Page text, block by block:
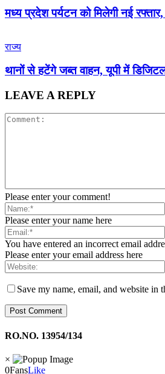
मध्य प्रदेश पर्यटन को मिलेगी नई
राज्य
थानों से हटेंगे जब्त वाहन, यूपी में डिजिटल
LEAVE A REPLY
Please enter your comment!
Please enter your name here
You have entered an incorrect email
Please enter your email address here
Save my name, email, and website in
RO.NO. 13954/134
×
0FansLike